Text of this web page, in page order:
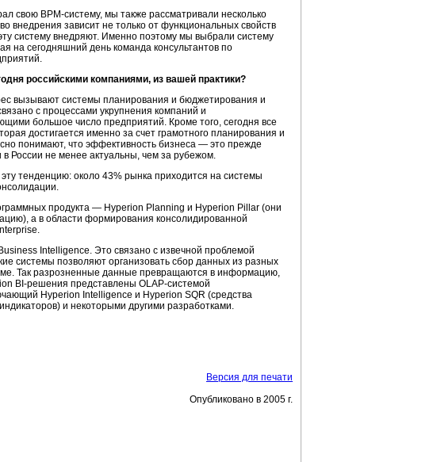
свою BPM-систему, мы также рассматривали несколько
внедрения зависит не только от функциональных свойств
систему внедряют. Именно поэтому мы выбрали систему
сегодняшний день команда консультантов по
российскими компаниями, из вашей практики?
вызывают системы планирования и бюджетирования и
с процессами укрупнения компаний и
большое число предприятий. Кроме того, сегодня все
достигается именно за счет грамотного планирования и
понимают, что эффективность бизнеса — это прежде
в России не менее актуальны, чем за рубежом.
тенденцию: около 43% рынка приходится на системы
продукта — Hyperion Planning и Hyperion Pillar (они
а в области формирования консолидированной
Intelligence. Это связано с извечной проблемой
системы позволяют организовать сбор данных из разных
Так разрозненные данные превращаются в информацию,
BI-решения представлены OLAP-системой
Hyperion Intelligence и Hyperion SQR (средства
и некоторыми другими разработками.
Версия для печати
Опубликовано в 2005 г.